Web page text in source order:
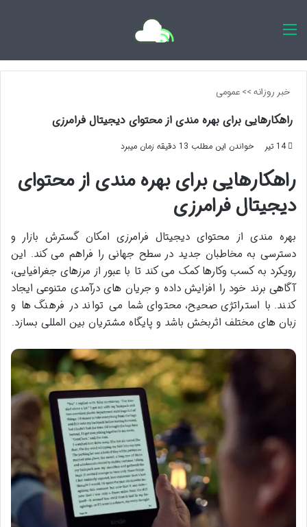
خبر روزانه>>عمومی
راهکارهایی برای بهره مندی از محتوای دیجیتال فرامرزی
14 تیر خواندن این مطلب 13 دقیقه زمان میبرد
راهکارهایی برای بهره مندی از محتوای
دیجیتال فرامرزی
بهره مندی از محتوای دیجیتال فرامرزی امکان گسترش بازار و
دسترسی به مخاطبان جدید در سطح جهانی را فراهم می کند. این
رویکرد به کسب وکارها کمک می کند تا با عبور از مرزهای جغرافیایی،
آگاهی برند خود را افزایش داده و جریان های درآمدی متنوعی ایجاد
کنند. با استراتژی صحیح، محتوای شما می تواند در فرهنگ ها و
زبان های مختلف اثربخش باشد و پایگاه مشتریان بین المللی بسازد.